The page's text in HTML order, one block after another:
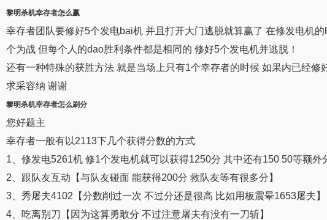
黎明杀机幸存者怎么赢
幸存者团队要修好5个发电bai机 并且打开大门逃脱就算赢了 在修发电机
个为战 但每个人的dao胜利条件都是相同的 修好5个发电机并逃脱！
还有一种特殊的获胜方法 就是当场上只有1个幸存者的时候 如果内已经
求采容纳 谢谢
黎明杀机幸存者怎么刷分
您好题主
幸存者一般有以2113下几个获得分数的方式
1、修发电5261机 修1个发电机就可以获得1250分 其中还有150 50等额外
2、跟队友互动【与队友碰面 能获得200分 救队友等有很多分】
3、秀屠夫4102【分数削过一次 不过分还是很高 比如用板震晕1653屠夫】
4、吃离别刀【因为这算勇敢分 不过注意屠夫有没有一刀斩】